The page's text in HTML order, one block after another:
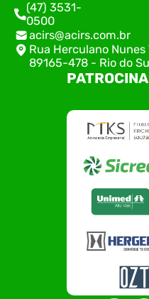
(47) 3531-
0500
acirs@acirs.com.br
Rua Herculano
89165-478 - Rio do